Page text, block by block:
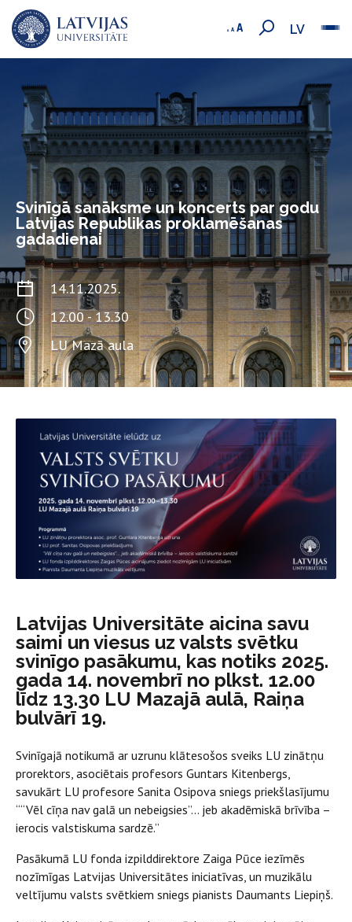
LV
Svinīgā sanāksme un koncerts par godu
Latvijas Republikas proklamēšanas
gadadienai
14.11.2025.
12.00 - 13.30
LU Mazā aula
Latvijas Universitāte aicina savu
saimi un viesus uz valsts svētku
svinīgo pasākumu, kas notiks 2025.
gada 14. novembrī no plkst. 12.00
līdz 13.30 LU Mazajā aulā, Raiņa
bulvārī 19.
Svinīgajā notikumā ar uzrunu klātesošos sveiks LU zinātņu
prorektors, asociētais profesors Guntars Kitenbergs,
savukārt LU profesore Sanita Osipova sniegs priekšlasījumu
““Vēl cīņa nav galā un nebeigsies”... jeb akadēmiskā brīvība –
ierocis valstiskuma sardzē.”
Pasākumā LU fonda izpilddirektore Zaiga Pūce iezīmēs
nozīmīgas Latvijas Universitātes iniciatīvas, un muzikālu
veltījumu valsts svētkiem sniegs pianists Daumants Liepiņš.